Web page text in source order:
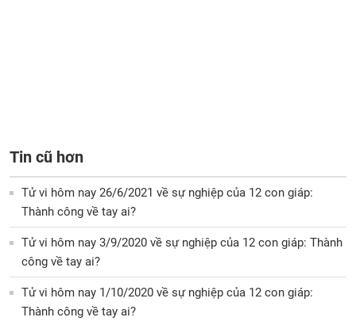
Tin cũ hơn
Tử vi hôm nay 26/6/2021 về sự nghiệp của 12 con giáp:
Thành công về tay ai?
Tử vi hôm nay 3/9/2020 về sự nghiệp của 12 con giáp: Thành
công về tay ai?
Tử vi hôm nay 1/10/2020 về sự nghiệp của 12 con giáp:
Thành công về tay ai?